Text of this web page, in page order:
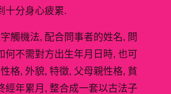
十分身心疲累.
觸機法, 配合問事者的姓名, 問
何不需對方出生年月日時, 也可
格, 外貌, 特徵, 父母親性格, 貧
經年累月, 整合成一套以古法子